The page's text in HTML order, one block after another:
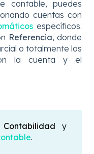
contable, puedes
cuentas con
específicos.
Referencia, donde
o totalmente los
la cuenta y el
Contabilidad y
.